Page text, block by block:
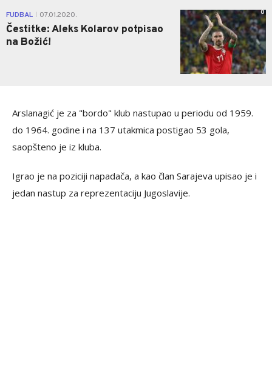
FUDBAL 07.01.2020.
Čestitke: Aleks Kolarov potpisao
na Božić!
0
Arslanagić je za "bordo" klub nastupao u periodu od 1959.
do 1964. godine i na 137 utakmica postigao 53 gola,
saopšteno je iz kluba.
Igrao je na poziciji napadača, a kao član Sarajeva upisao je i
jedan nastup za reprezentaciju Jugoslavije.